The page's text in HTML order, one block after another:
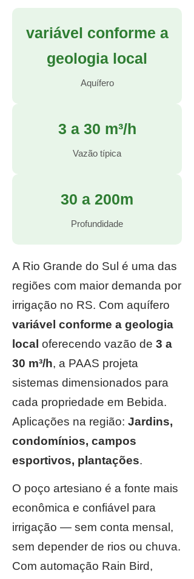
variável conforme a
geologia local
Aquífero
3 a 30 m³/h
Vazão típica
30 a 200m
Profundidade
A Rio Grande do Sul é uma das
regiões com maior demanda por
irrigação no RS. Com aquífero
variável conforme a geologia
local oferecendo vazão de 3 a
30 m³/h, a PAAS projeta
sistemas dimensionados para
cada propriedade em Bebida.
Aplicações na região: Jardins,
condomínios, campos
esportivos, plantações.
O poço artesiano é a fonte mais
econômica e confiável para
irrigação — sem conta mensal,
sem depender de rios ou chuva.
Com automação Rain Bird,